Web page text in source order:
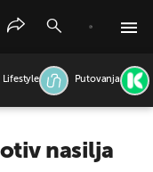
Lifestyle Putovanja
nasilja